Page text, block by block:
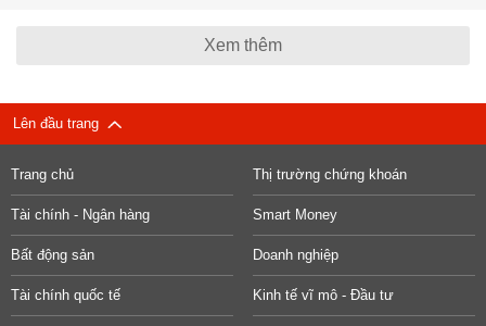
Xem thêm
Lên đầu trang
Trang chủ Thị trường chứng khoán
Tài chính - Ngân hàng Smart Money
Bất động sản Doanh nghiệp
Tài chính quốc tế Kinh tế vĩ mô - Đầu tư